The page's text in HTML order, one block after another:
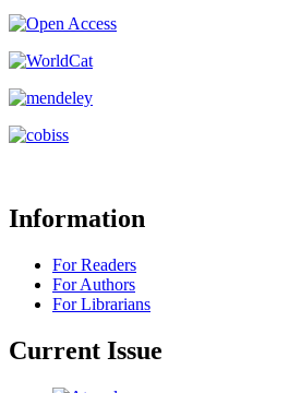
Information
For Readers
For Authors
For Librarians
Current Issue